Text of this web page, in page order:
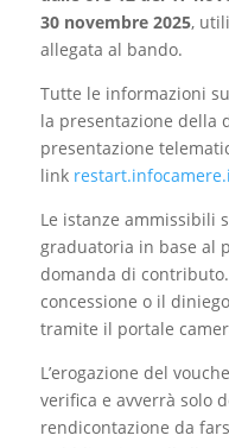
30 novembre 2025,
allegata al bando.
Tutte le informazioni
la presentazione della
presentazione
link
Le istanze ammissibili
graduatoria in base al
domanda di contributo.
concessione o il
tramite il portale
L’erogazione del
verifica e avverrà solo
rendicontazione da